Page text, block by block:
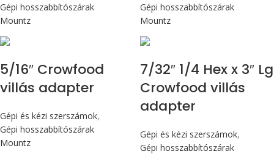
Gépi hosszabbítószárak
Mountz
Gépi hosszabbítószárak
Mountz
5/16″ Crowfood
villás adapter
Gépi és kézi szerszámok,
Gépi hosszabbítószárak
Mountz
7/32″ 1/4 Hex x 3″ Lg
Crowfood villás
adapter
Gépi és kézi szerszámok,
Gépi hosszabbítószárak